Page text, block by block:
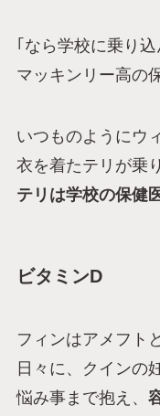
｢なら学校に乗り
マッキンリー高の
いつものようにウ
衣を着たテリが乗
テリは学校の保健
ビタミンD
フィンはアメフト
日々に、クインの
悩み事まで抱え、